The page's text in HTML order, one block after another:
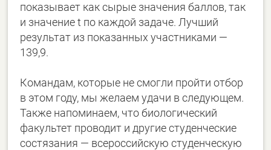
показывает как сырые значения баллов, так
и значение t по каждой задаче. Лучший
результат из показанных участниками —
139,9.
Командам, которые не смогли пройти отбор
в этом году, мы желаем удачи в следующем.
Также напоминаем, что биологический
факультет проводит и другие студенческие
состязания — всероссийскую студенческую